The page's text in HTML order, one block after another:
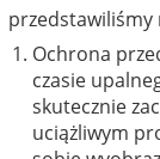
przedstawiliśmy
Ochrona
czasie
skutecznie
uciążliwym